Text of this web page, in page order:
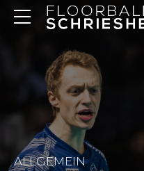
ALLGEMEIN